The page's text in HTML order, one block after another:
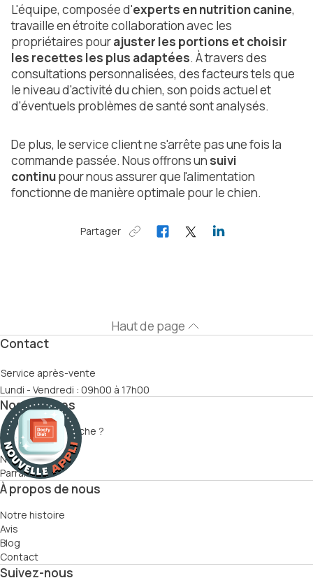
L'équipe, composée d'experts en nutrition canine,
travaille en étroite collaboration avec les
propriétaires pourajuster les portions et choisir
les recettes les plus adaptées. À travers des
consultations personnalisées, des facteurs tels que
le niveau d'activité du chien, son poids actuel et
d'éventuels problèmes de santé sont analysés.
De plus, le service client ne s'arrête pas une fois la
commande passée. Nous offrons un suivi
continupour nous assurer que l'alimentation
fonctionne de manière optimale pour le chien.
Partager
Haut de page
Contact
Service après-vente
Lundi - Vendredi : 09h00 à 17h00
Nos services
Comment ça marche ?
Recettes
Nutritionnistes
Parrainage
À propos de nous
Notre histoire
Avis
Blog
Contact
Suivez-nous